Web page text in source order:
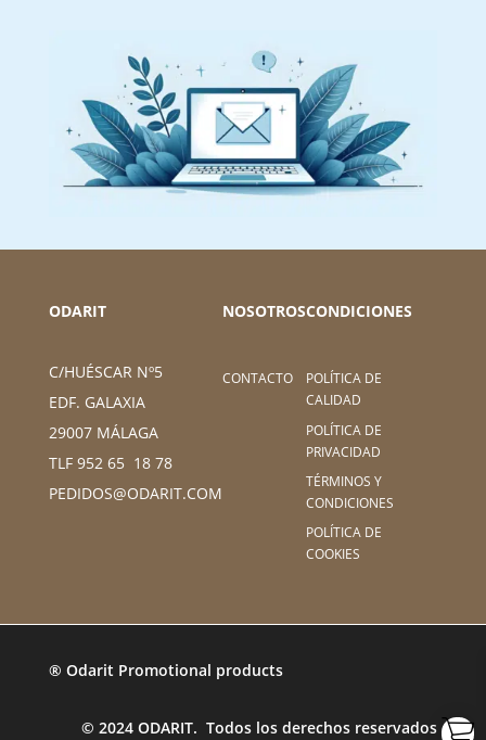
ODARIT
C/HUÉSCAR Nº5
EDF. GALAXIA
29007 MÁLAGA
TLF 952 65 18 78
PEDIDOS@ODARIT.COM
NOSOTROS
CONTACTO
CONDICIONES
POLÍTICA DE
CALIDAD
POLÍTICA DE
PRIVACIDAD
TÉRMINOS Y
CONDICIONES
POLÍTICA DE
COOKIES
® Odarit Promotional products
© 2024 ODARIT. Todos los derechos reservados